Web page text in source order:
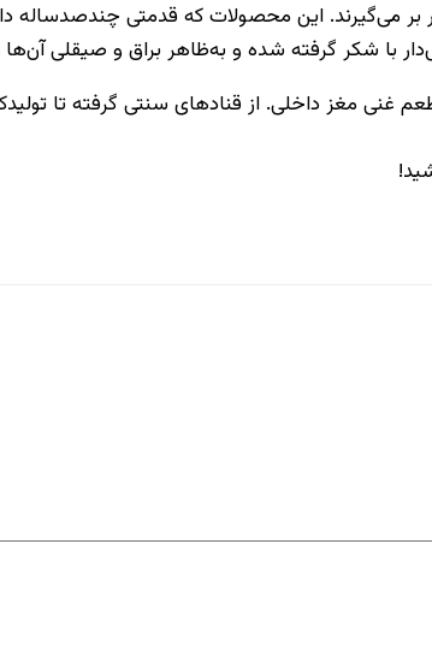
می‌گیرند. این محصولات که قدمتی چندصدساله
با شکر گرفته شده و به‌ظاهر براق و صیقلی آن‌ها
غنی مغز داخلی. از قنادهای سنتی گرفته تا